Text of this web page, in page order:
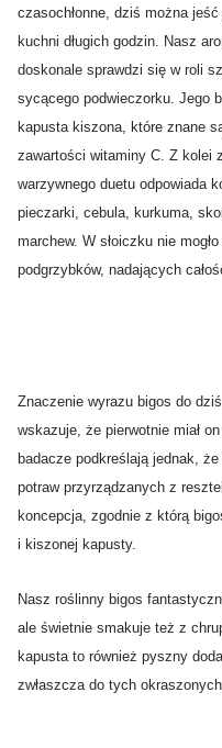
czasochłonne, dziś można
kuchni długich godzin. Nasz
doskonale sprawdzi się w roli
sycącego podwieczorku. Jego
kapusta kiszona, które znane
zawartości witaminy C. Z kolei
warzywnego duetu odpowiada
pieczarki, cebula, kurkuma,
marchew. W słoiczku nie
podgrzybków, nadających
Znaczenie wyrazu bigos do
wskazuje, że pierwotnie miał
badacze podkreślają jednak,
potraw przyrządzanych z
koncepcja, zgodnie z którą
i kiszonej kapusty.
Nasz roślinny bigos
ale świetnie smakuje też z
kapusta to również pyszny
zwłaszcza do tych